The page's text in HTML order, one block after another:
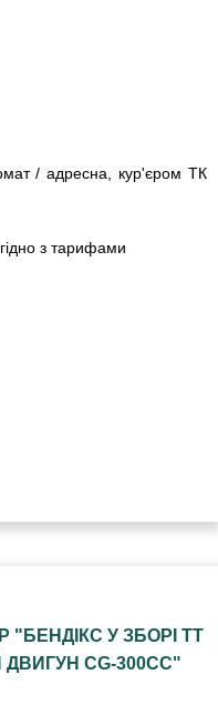
/ адресна, кур'єром ТК
з тарифами
"БЕНДІКС У ЗБОРІ TT
CG-300CC"